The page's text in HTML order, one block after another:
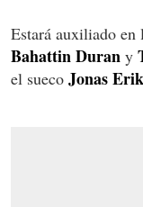
Estará auxiliado en
Bahattin Duran y
el sueco Jonas